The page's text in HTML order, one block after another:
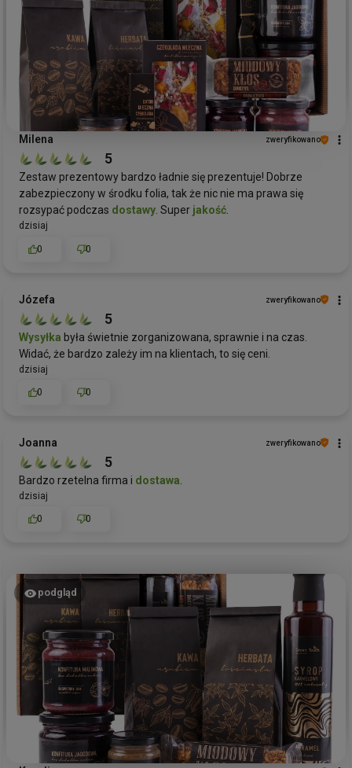
Milena zweryfikowano
5
Zestaw prezentowy bardzo ładnie się prezentuje! Dobrze
zabezpieczony w środku folia, tak że nic nie ma prawa się
rozsypać podczas dostawy. Super jakość.
dzisiaj
0 0
Józefa zweryfikowano
5
Wysyłka była świetnie zorganizowana, sprawnie i na czas.
Widać, że bardzo zależy im na klientach, to się ceni.
dzisiaj
0 0
Joanna zweryfikowano
5
Bardzo rzetelna firma i dostawa
dzisiaj
0 0
podgląd